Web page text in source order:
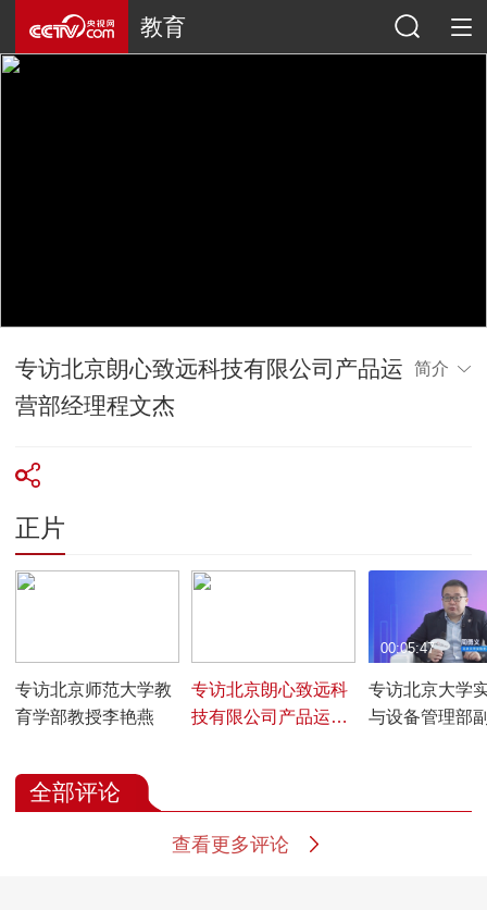
教育
专访北京朗心致远科技有限公司产品运
营部经理程文杰
简介
正片
专访北京师范大学教
育学部教授李艳燕
专访北京朗心致远科
技有限公司产品运营
专访北京大学
与设备管理部
00:05:47
全部评论
查看更多评论